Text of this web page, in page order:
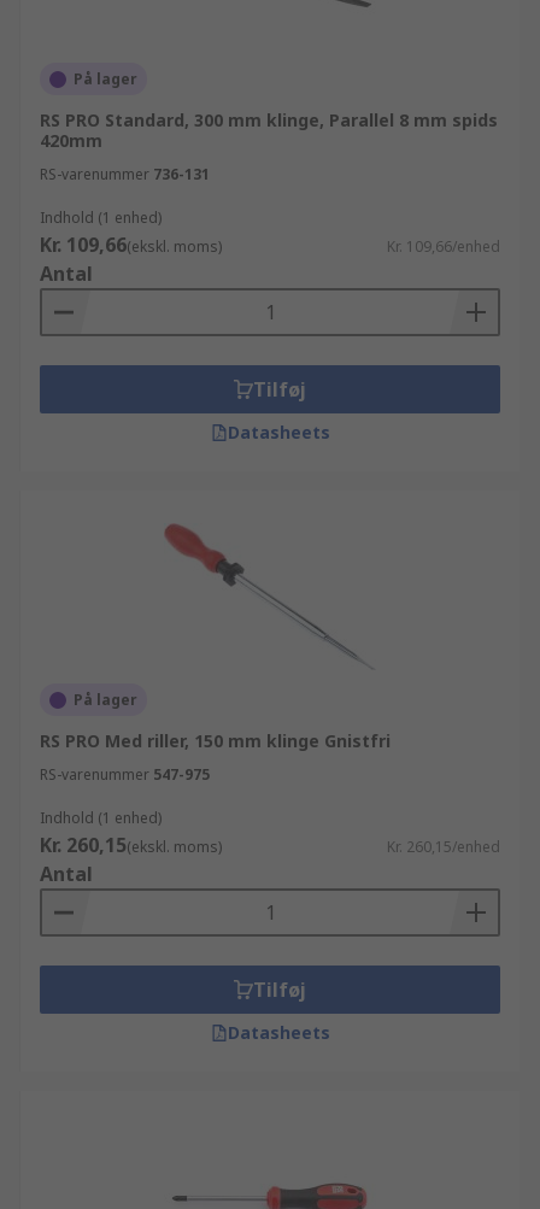
På lager
RS PRO Standard, 300 mm klinge, Parallel 8 mm spids
420mm
RS-varenummer 736-131
Indhold (1 enhed)
Kr. 109,66(ekskl. moms) Kr. 109,66/enhed
Antal
Tilføj
Datasheets
På lager
RS PRO Med riller, 150 mm klinge Gnistfri
RS-varenummer 547-975
Indhold (1 enhed)
Kr. 260,15(ekskl. moms) Kr. 260,15/enhed
Antal
Tilføj
Datasheets